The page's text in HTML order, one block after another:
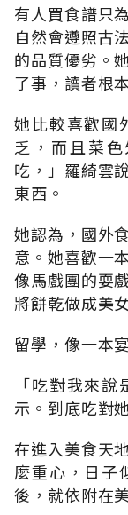
有人買食譜只
自然會遵照古
的品質優劣。
了事，讀者根
她比較喜歡國
乏，而且菜
吃，」羅綺雲
東西。
她認為，國外
意。她喜歡一
像馬戲團的耍
將餅乾做成美
留學，像一本
「吃對我來
示。到底吃對
在進入美食天
麼重心，日子
後，就依附在